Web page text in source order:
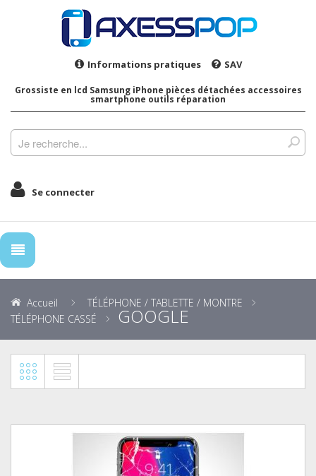
Informations pratiques SAV
Grossiste en lcd Samsung iPhone pièces détachées accessoires
smartphone outils réparation
Se connecter
Accueil
TÉLÉPHONE / TABLETTE / MONTRE
TÉLÉPHONE CASSÉ
GOOGLE